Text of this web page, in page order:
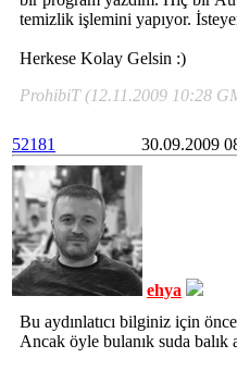
temizlik işlemini yapıyor.
Herkese Kolay Gelsin :)
ProhibiT (12.11.2009 10:28
52181 30.09.2009
ehya
Bu aydınlatıcı bilginiz için
Ancak öyle bulanık suda balık